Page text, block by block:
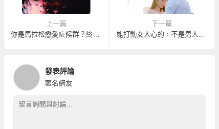
上一篇
你是馬拉松戀愛症候群？終點站分手vs結婚，放棄更需要勇氣
下一篇
發表評論
匿名網友